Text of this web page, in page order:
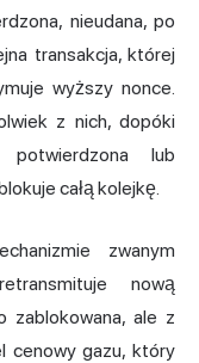
nieudana, po
transakcja, której
wyższy nonce.
z nich, dopóki
lub
całą kolejkę.
zwanym
nową
zablokowana, ale z
cenowy gazu, który